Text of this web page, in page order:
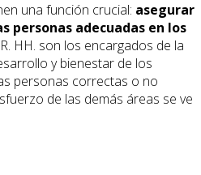
una función crucial: asegurar
personas adecuadas en los
HH. son los encargados de la
y bienestar de los
personas correctas o no
de las demás áreas se ve